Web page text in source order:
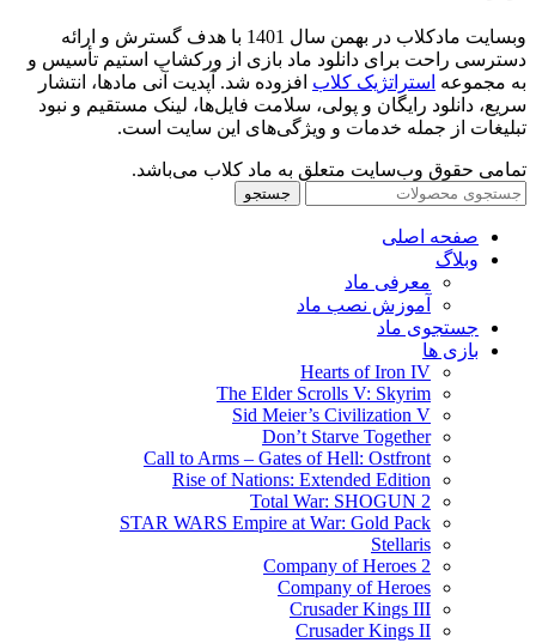
وبسایت مادکلاب در بهمن سال 1401 با هدف گسترش و ارائه
دسترسی راحت برای دانلود ماد بازی از ورکشاپ استیم تأسیس و
به مجموعه استراتژیک کلاب افزوده شد. آپدیت آنی مادها، انتشار
سریع، دانلود رایگان و پولی، سلامت فایل‌ها، لینک مستقیم و نبود
تبلیغات از جمله خدمات و ویژگی‌های این سایت است.
تمامی حقوق وب‌سایت متعلق به ماد کلاب می‌باشد.
جستجو
صفحه اصلی
وبلاگ
معرفی ماد
آموزش نصب ماد
جستجوی ماد
بازی ها
Hearts of Iron IV
The Elder Scrolls V: Skyrim
Sid Meier’s Civilization V
Don’t Starve Together
Call to Arms – Gates of Hell: Ostfront
Rise of Nations: Extended Edition
Total War: SHOGUN 2
STAR WARS Empire at War: Gold Pack
Stellaris
Company of Heroes 2
Company of Heroes
Crusader Kings III
Crusader Kings II